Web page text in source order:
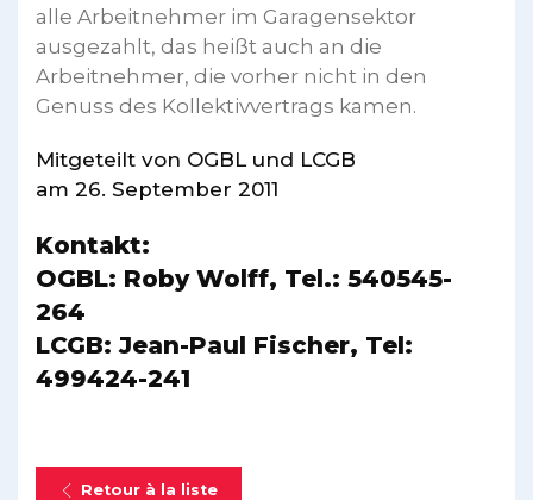
alle Arbeitnehmer im Garagensektor
ausgezahlt, das heißt auch an die
Arbeitnehmer, die vorher nicht in den
Genuss des Kollektivvertrags kamen.
Mitgeteilt von OGBL und LCGB
am 26. September 2011
Kontakt:
OGBL: Roby Wolff, Tel.: 540545-
264
LCGB: Jean-Paul Fischer, Tel:
499424-241
Retour à la liste